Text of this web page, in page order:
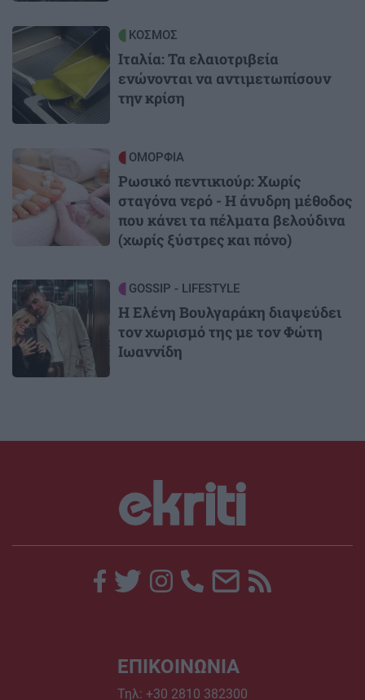
Image ΚΟΣΜΟΣ
Ιταλία: Τα ελαιοτριβεία
ενώνονται να αντιμετωπίσουν
την κρίση
ΟΜΟΡΦΙΑ
Ρωσικό πεντικιούρ: Χωρίς
σταγόνα νερό - Η άνυδρη μέθοδος
που κάνει τα πέλματα βελούδινα
(χωρίς ξύστρες και πόνο)
Image GOSSIP - LIFESTYLE
Η Ελένη Βουλγαράκη διαψεύδει
τον χωρισμό της με τον Φώτη
Ιωαννίδη
ΕΠΙΚΟΙΝΩΝΙΑ
Τηλ: +30 2810 382300